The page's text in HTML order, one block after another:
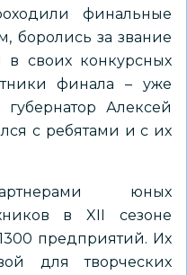
финальные
боролись за звание
в своих конкурсных
финала – уже
Алексей
с ребятами и с их
юных
в XII сезоне
предприятий. Их
для творческих